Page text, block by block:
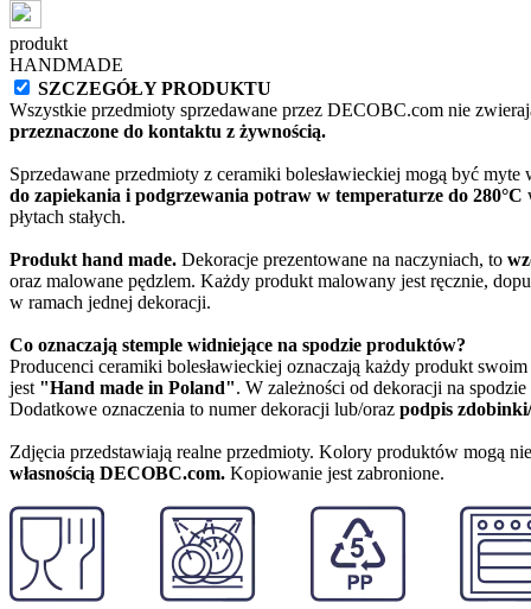
produkt
HANDMADE
SZCZEGÓŁY PRODUKTU
Wszystkie przedmioty sprzedawane przez DECOBC.com nie
przeznaczone do kontaktu z żywnością.
Sprzedawane przedmioty z ceramiki bolesławieckiej mogą być
do zapiekania i podgrzewania potraw w temperaturze do 280°C
płytach stałych.
Produkt hand made. Dekoracje prezentowane na naczyniach, to
oraz malowane pędzlem. Każdy produkt malowany jest ręcznie,
w ramach jednej dekoracji.
Co oznaczają stemple widniejące na spodzie produktów?
Producenci ceramiki bolesławieckiej oznaczają każdy produkt swoim
jest "Hand made in Poland". W zależności od dekoracji na
Dodatkowe oznaczenia to numer dekoracji lub/oraz podpis
Zdjęcia przedstawiają realne przedmioty. Kolory produktów mogą
własnością DECOBC.com. Kopiowanie jest zabronione.